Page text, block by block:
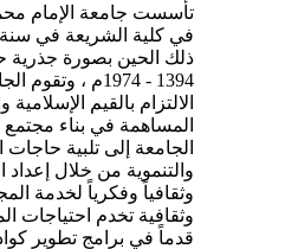
تأسست جامعة الإمام
ذلك الحين بصورة
1394 - 1974م ،
الالتزام بالقيم
المساهمة في بناء
الجامعة إلى تلبية
والتنموية من خلال إعداد
وثقافياً وفكرياً لخدمة
وثقافية تخدم احتياجات
قدماً في برامج تطوير